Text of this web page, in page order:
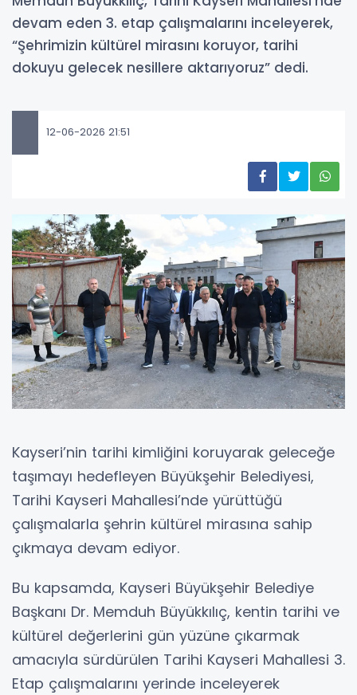
devam eden 3. etap çalışmalarını inceleyerek,
“Şehrimizin kültürel mirasını koruyor, tarihi
dokuyu gelecek nesillere aktarıyoruz” dedi.
12-06-2026 21:51
Kayseri’nin tarihi kimliğini koruyarak geleceğe
taşımayı hedefleyen Büyükşehir Belediyesi,
Tarihi Kayseri Mahallesi’nde yürüttüğü
çalışmalarla şehrin kültürel mirasına sahip
çıkmaya devam ediyor.
Bu kapsamda, Kayseri Büyükşehir Belediye
Başkanı Dr. Memduh Büyükkılıç, kentin tarihi ve
kültürel değerlerini gün yüzüne çıkarmak
amacıyla sürdürülen Tarihi Kayseri Mahallesi 3.
Etap çalışmalarını yerinde inceleyerek